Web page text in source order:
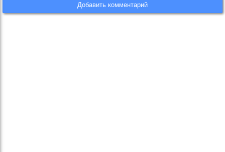
Добавить комментарий